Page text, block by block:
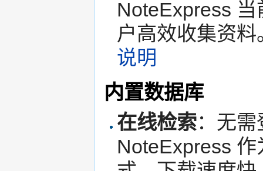
NoteExpress
户高效收集资料
说明
内置数据库
在线检索：无
NoteExpress